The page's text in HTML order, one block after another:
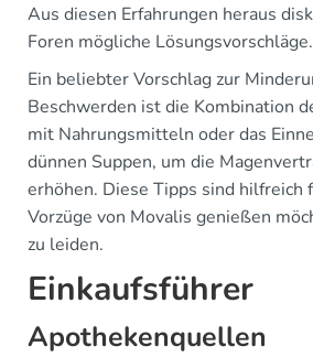
Aus diesen Erfahrungen heraus
Foren mögliche Lösungsvorschläge.
Ein beliebter Vorschlag zur
Beschwerden ist die Kombination
mit Nahrungsmitteln oder das
dünnen Suppen, um die
erhöhen. Diese Tipps sind hilfreich
Vorzüge von Movalis genießen
zu leiden.
Einkaufsführer
Apothekenquellen